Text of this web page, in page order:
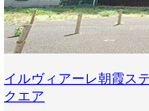
イルヴィアーレ朝霞ス
クエア